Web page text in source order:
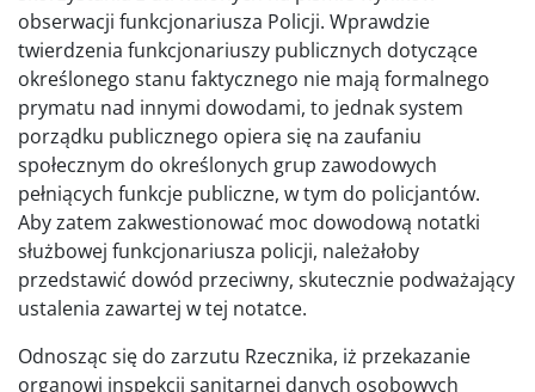
obserwacji funkcjonariusza Policji. Wprawdzie
twierdzenia funkcjonariuszy publicznych dotyczące
określonego stanu faktycznego nie mają formalnego
prymatu nad innymi dowodami, to jednak system
porządku publicznego opiera się na zaufaniu
społecznym do określonych grup zawodowych
pełniących funkcje publiczne, w tym do policjantów.
Aby zatem zakwestionować moc dowodową notatki
służbowej funkcjonariusza policji, należałoby
przedstawić dowód przeciwny, skutecznie podważający
ustalenia zawartej w tej notatce.
Odnosząc się do zarzutu Rzecznika, iż przekazanie
organowi inspekcji sanitarnej danych osobowych